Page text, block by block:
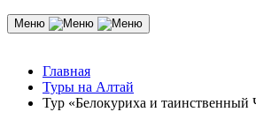
Меню
Главная
Туры на Алтай
Тур «Белокуриха и